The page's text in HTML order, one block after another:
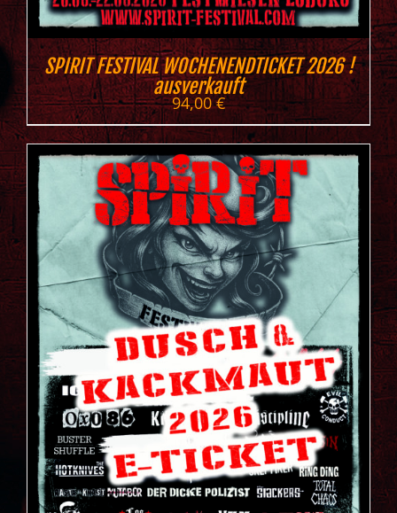
SPIRIT FESTIVAL WOCHENENDTICKET 2026 !
ausverkauft
94,00€